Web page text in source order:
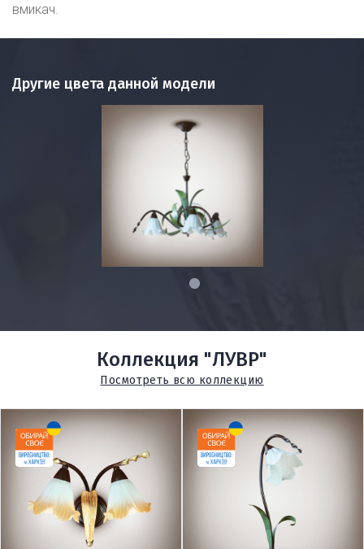
вмикач.
Другие цвета данной модели
1
Коллекция "ЛУВР"
Посмотреть всю коллекцию